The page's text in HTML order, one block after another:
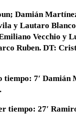
Damián
y Lautaro
Vecchio y
Ruben. DT:
tiempo: 7′ Damián
tiempo: 27′